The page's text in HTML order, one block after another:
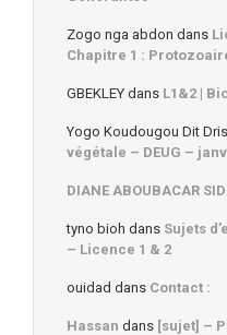
Zogo nga abdon dans
Chapitre 1 :
GBEKLEY dans L1&2 |
Yogo Koudougou Dit
végétale – DEUG –
DIANE ABOUBACAR
tyno bioh dans Sujets
– Licence 1 & 2
ouidad dans Contact :
Hassan dans [sujet] –